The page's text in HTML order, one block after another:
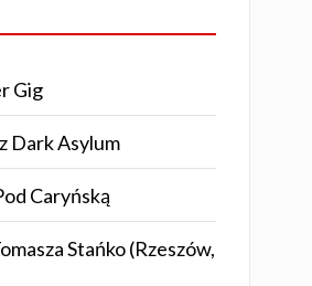
Gig
Dark Asylum
Caryńską
Stańko (Rzeszów,